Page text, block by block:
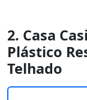
2. Casa
Plástico
Telhado